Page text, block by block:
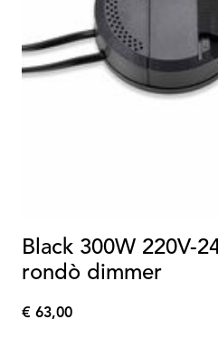
Black 300W 220V-
rondò dimmer
€
€ 63,00